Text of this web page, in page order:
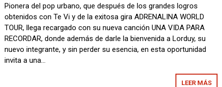
Pionera del pop urbano, que después de los grandes logros
obtenidos con Te Vi y de la exitosa gira ADRENALINA WORLD
TOUR, llega recargado con su nueva canción UNA VIDA PARA
RECORDAR, donde además de darle la bienvenida a Lorduy, su
nuevo integrante, y sin perder su esencia, en esta oportunidad
invita a una…
LEER MÁS